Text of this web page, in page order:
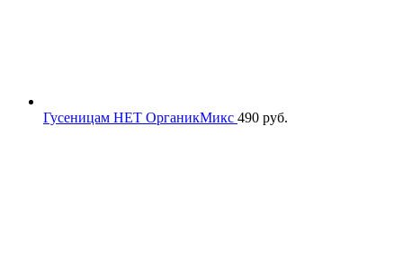
Гусеницам НЕТ ОрганикМикс 490 руб.